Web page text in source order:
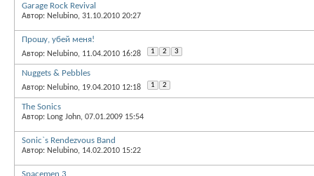
Garage Rock Revival
Автор: Nelubino, 31.10.2010 20:27
Прошу, убей меня!
Автор: Nelubino, 11.04.2010 16:28 1 2 3
Nuggets & Pebbles
Автор: Nelubino, 19.04.2010 12:18 1 2
The Sonics
Автор: Long John, 07.01.2009 15:54
Sonic`s Rendezvous Band
Автор: Nelubino, 14.02.2010 15:22
Spacemen 3